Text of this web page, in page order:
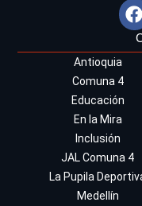
Antioquia
Comuna 4
Educación
En la Mira
Inclusión
JAL Comuna 4
La Pupila
Medellín